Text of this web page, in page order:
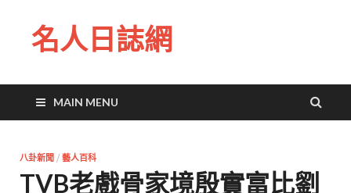
名人日誌網
MAIN MENU
八卦新聞 / 藝人百科
TVB老戲骨家境殷實富比劉